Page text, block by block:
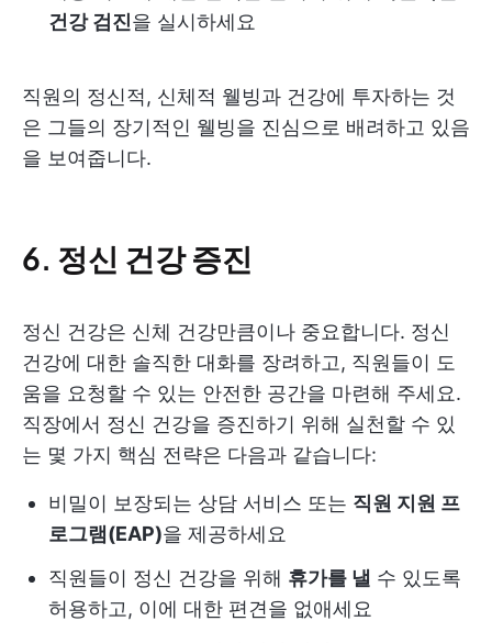
건강 검진을 실시하세요
직원의 정신적, 신체적 웰빙과 건강에 투자하는 것
은 그들의 장기적인 웰빙을 진심으로 배려하고 있음
을 보여줍니다.
6. 정신 건강 증진
정신 건강은 신체 건강만큼이나 중요합니다. 정신
건강에 대한 솔직한 대화를 장려하고, 직원들이 도
움을 요청할 수 있는 안전한 공간을 마련해 주세요.
직장에서 정신 건강을 증진하기 위해 실천할 수 있
는 몇 가지 핵심 전략은 다음과 같습니다:
비밀이 보장되는 상담 서비스 또는 직원 지원 프
로그램(EAP)을 제공하세요
직원들이 정신 건강을 위해 휴가를 낼 수 있도록
허용하고, 이에 대한 편견을 없애세요